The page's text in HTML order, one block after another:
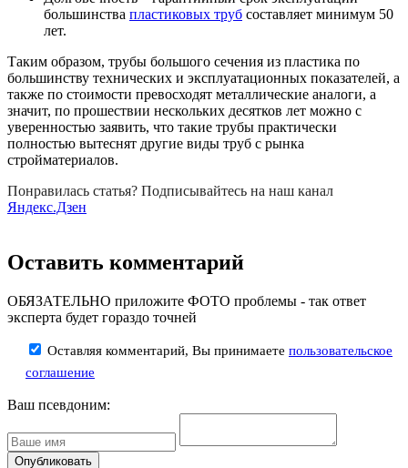
большинства пластиковых труб составляет минимум 50
лет.
Таким образом, трубы большого сечения из пластика по
большинству технических и эксплуатационных показателей, а
также по стоимости превосходят металлические аналоги, а
значит, по прошествии нескольких десятков лет можно с
уверенностью заявить, что такие трубы практически
полностью вытеснят другие виды труб с рынка
стройматериалов.
Понравилась статья? Подписывайтесь на наш канал
Яндекс.Дзен
Оставить комментарий
ОБЯЗАТЕЛЬНО приложите ФОТО проблемы - так ответ
эксперта будет гораздо точней
Оставляя комментарий, Вы принимаете пользовательское
соглашение
Ваш псевдоним: